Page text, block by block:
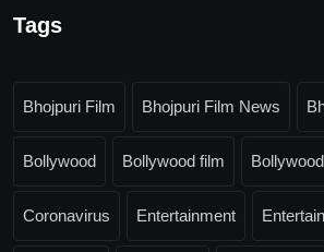
Tags
Bhojpuri Film Bhojpuri Film News
Bollywood Bollywood film
Coronavirus Entertainment